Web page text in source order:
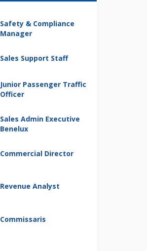
Safety & Compliance
Manager
Sales Support Staff
Junior Passenger Traffic
Officer
Sales Admin Executive
Benelux
Commercial Director
Revenue Analyst
Commissaris